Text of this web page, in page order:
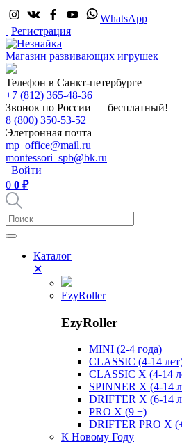
WhatsApp
Регистрация
Магазин развивающих игрушек
Телефон в Санкт-петербурге
+7 (812) 365-48-36
Звонок по России — бесплатный!
8 (800) 350-53-52
Элетронная почта
mp_office@mail.ru
montessori_spb@bk.ru
Войти
0 0 ₽
Каталог
✕
EzyRoller
EzyRoller
MINI (2-4 года)
CLASSIC (4-14
CLASSIC X (4-14
SPINNER X (4-14
DRIFTER X (6-14
PRO X (9 +)
DRIFTER PRO X
К Новому Году